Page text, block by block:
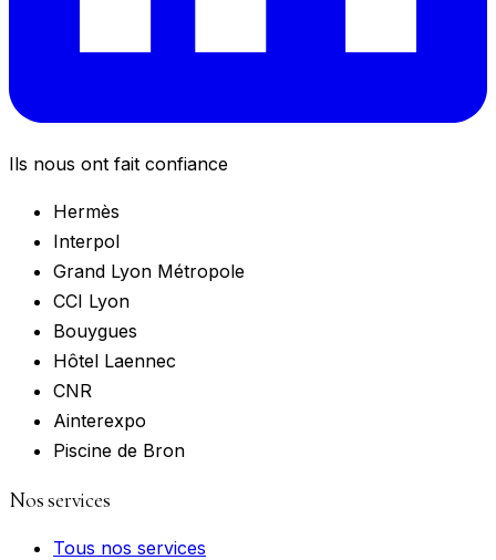
Ils nous ont fait confiance
Hermès
Interpol
Grand Lyon Métropole
CCI Lyon
Bouygues
Hôtel Laennec
CNR
Ainterexpo
Piscine de Bron
Nos services
Tous nos services